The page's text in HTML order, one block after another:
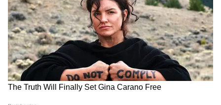
Image Credit :Google
দ্বিতীয় শ্রেণির অন্তর্ভুক্ত রয়েছেন মৃত CPF
সুবিধাভোগীদের বিধবা স্ত্রী ও তাঁদের যোগ্য
নির্ভরশীল সন্তানরা। পাশাপাশি সেইসব কর্মচারীও
এই শ্রেণির আওতাভুক্ত, যাঁরা ১৮ নভেম্বর, ১৯৬০-